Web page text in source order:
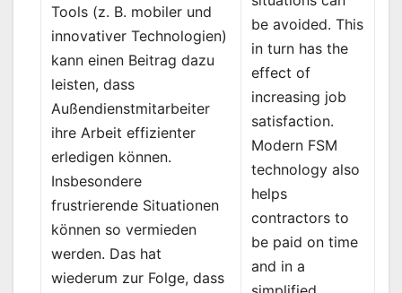
Tools (z. B. mobiler und
innovativer Technologien)
kann einen Beitrag dazu
leisten, dass
Außendienstmitarbeiter
ihre Arbeit effizienter
erledigen können.
Insbesondere
frustrierende Situationen
können so vermieden
werden. Das hat
wiederum zur Folge, dass
be avoided. This
in turn has the
effect of
increasing job
satisfaction.
Modern FSM
technology also
helps
contractors to
be paid on time
and in a